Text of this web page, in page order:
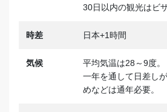
30日以内の観光はビザ
時差 日本+1時間
気候
平均気温は28～9度。
一年を通して日差し
めなどは通年必要。